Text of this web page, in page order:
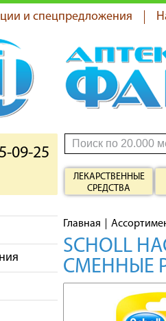
и спецпредложения
09-25
ЛЕКАРСТВЕННЫЕ
СРЕДСТВА
Главная
SCHOLL
СМЕННЫЕ